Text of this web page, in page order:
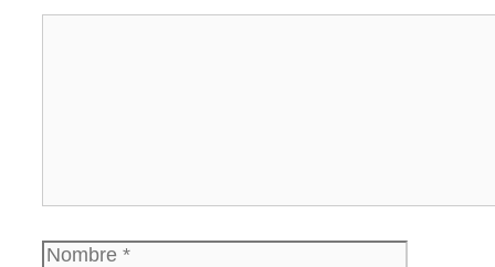
Nombre